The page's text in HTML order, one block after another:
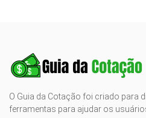
O Guia da Cotação foi criado para
ferramentas para ajudar os